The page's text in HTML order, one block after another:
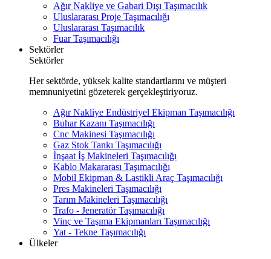
Ağır Nakliye ve Gabari Dışı Taşımacılık
Uluslararası Proje Taşımacılığı
Uluslararası Taşımacılık
Fuar Taşımacılığı
Sektörler
Sektörler
Her sektörde, yüksek kalite standartlarını ve müşteri
memnuniyetini gözeterek gerçekleştiriyoruz.
Ağır Nakliye Endüstriyel Ekipman Taşımacılığı
Buhar Kazanı Taşımacılığı
Cnc Makinesi Taşımacılığı
Gaz Stok Tankı Taşımacılığı
İnşaat İş Makineleri Taşımacılığı
Kablo Makararası Taşımacılığı
Mobil Ekipman & Lastikli Araç Taşımacılığı
Pres Makineleri Taşımacılığı
Tarım Makineleri Taşımacılığı
Trafo - Jeneratör Taşımacılığı
Vinç ve Taşıma Ekipmanları Taşımacılığı
Yat - Tekne Taşımacılığı
Ülkeler